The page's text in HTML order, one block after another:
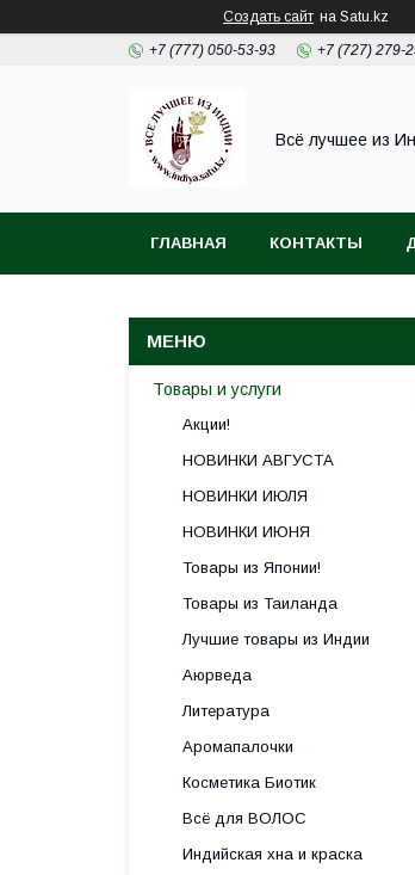
Создать сайт на Satu.kz
+7 (777) 050-53-93 +7 (727) 279-
Всё лучшее из
ГЛАВНАЯ КОНТАКТЫ
Товары и услуги
Акции!
НОВИНКИ АВГУСТА
НОВИНКИ ИЮЛЯ
НОВИНКИ ИЮНЯ
Товары из Японии!
Товары из Таиланда
Лучшие товары из Индии
Аюрведа
Литература
Аромапалочки
Косметика Биотик
Всё для ВОЛОС
Индийская хна и краска